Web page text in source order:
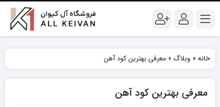
خانه » وبلاگ » معرفی بهترین کود آهن
معرفی بهترین کود آهن